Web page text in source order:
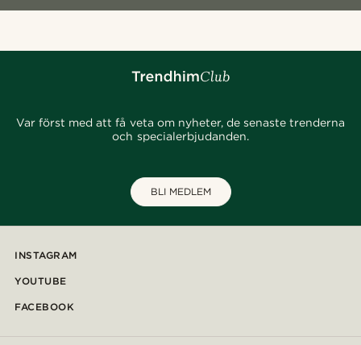
Var först med att få veta om nyheter, de senaste trenderna
och specialerbjudanden.
BLI MEDLEM
INSTAGRAM
YOUTUBE
FACEBOOK